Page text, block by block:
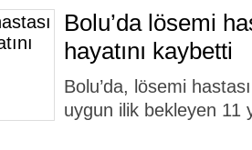
Bolu’da lösemi
hayatını kaybetti
Bolu’da, lösemi
uygun ilik bekleyen 11